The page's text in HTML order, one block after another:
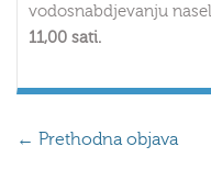
vodosnabdjevanju
11,00 sati.
← Prethodna objava